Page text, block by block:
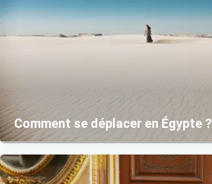
Comment se déplacer en Égypte ?